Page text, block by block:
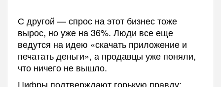
С другой — спрос на этот бизнес тоже
вырос, но уже на 36%. Люди все еще
ведутся на идею «скачать приложение и
печатать деньги», а продавцы уже поняли,
что ничего не вышло.
Цифры подтверждают горькую правду: